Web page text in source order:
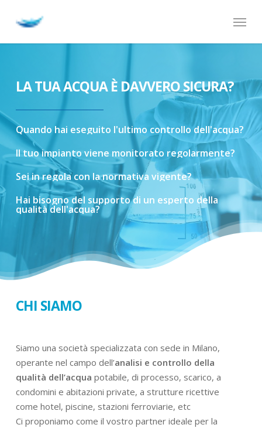
Menu
LA TUA ACQUA È DAVVERO SICURA?
Quando hai eseguito l'ultimo controllo dell'acqua?
Il tuoimpianto viene monitorato regolarmente?
Seiinregola con lanormativa vigente?
Hai bisognodel supportodi un esperto della
qualitàdell'acqua?
CHI SIAMO
Siamo una società specializzata con sede in Milano,
operante nel campo dell’analisi e controllo della
qualità dell’acqua potabile, di processo, scarico, a
condomini e abitazioni private, a strutture ricettive
come hotel, piscine, stazioni ferroviarie, etc
Ci proponiamo come il vostro partner ideale per la